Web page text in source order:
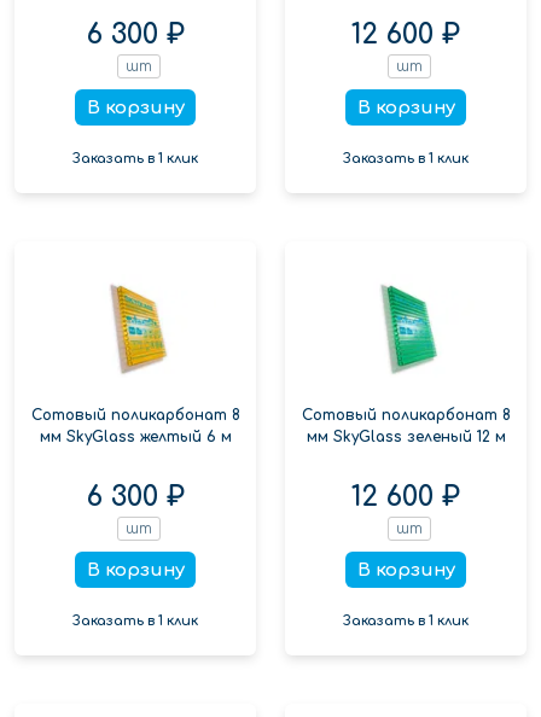
6 300 ₽
шт
В корзину
Заказать в 1 клик
12 600 ₽
шт
В корзину
Заказать в 1 клик
Сотовый поликарбонат 8
мм SkyGlass желтый 6 м
6 300 ₽
шт
В корзину
Заказать в 1 клик
Сотовый поликарбонат 8
мм SkyGlass зеленый 12 м
12 600 ₽
шт
В корзину
Заказать в 1 клик